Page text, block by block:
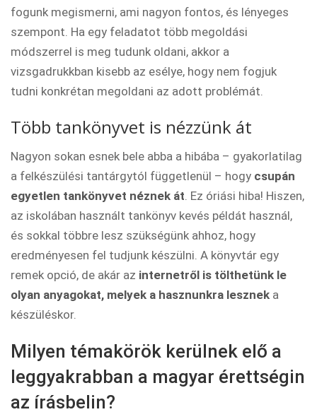
fogunk megismerni, ami nagyon fontos, és lényeges
szempont. Ha egy feladatot több megoldási
módszerrel is meg tudunk oldani, akkor a
vizsgadrukkban kisebb az esélye, hogy nem fogjuk
tudni konkrétan megoldani az adott problémát.
Több tankönyvet is nézzünk át
Nagyon sokan esnek bele abba a hibába – gyakorlatilag
a felkészülési tantárgytól függetlenül – hogy csupán
egyetlen tankönyvet néznek át. Ez óriási hiba! Hiszen,
az iskolában használt tankönyv kevés példát használ,
és sokkal többre lesz szükségünk ahhoz, hogy
eredményesen fel tudjunk készülni. A könyvtár egy
remek opció, de akár az internetről is tölthetünk le
olyan anyagokat, melyek a hasznunkra lesznek a
készüléskor.
Milyen témakörök kerülnek elő a
leggyakrabban a magyar érettségin
az írásbelin?